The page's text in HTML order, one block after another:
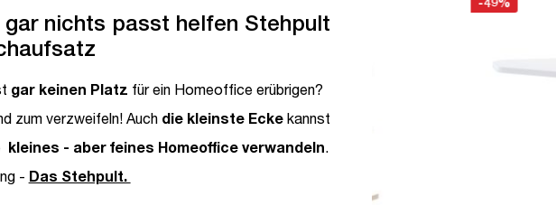
gar nichts passt helfen Stehpult
gar keinen Platz für ein Homeoffice erübrigen?
zum verzweifeln! Auch die kleinste Eckekannst
kleines - aber feines Homeoffice verwandeln.
- Das Stehpult.
Bestseller